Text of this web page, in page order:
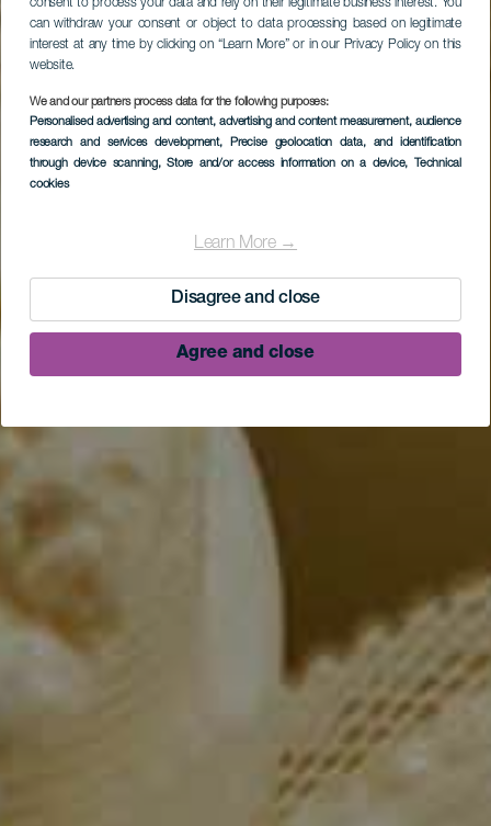
consent to process your data and rely on their legitimate business interest. You
can withdraw your consent or object to data processing based on legitimate
interest at any time by clicking on “Learn More” or in our Privacy Policy on this
website.
We and our partners process data for the following purposes:
Personalised advertising and content, advertising and content measurement, audience
research and services development, Precise geolocation data, and identification
through device scanning, Store and/or access information on a device, Technical
cookies
Learn More →
Disagree and close
Agree and close